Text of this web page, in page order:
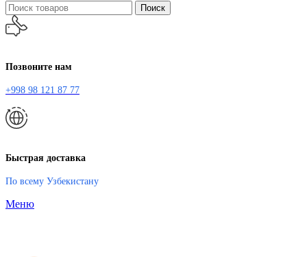
Поиск
Позвоните нам
+998 98 121 87 77
Быстрая доставка
По всему Узбекистану
Меню